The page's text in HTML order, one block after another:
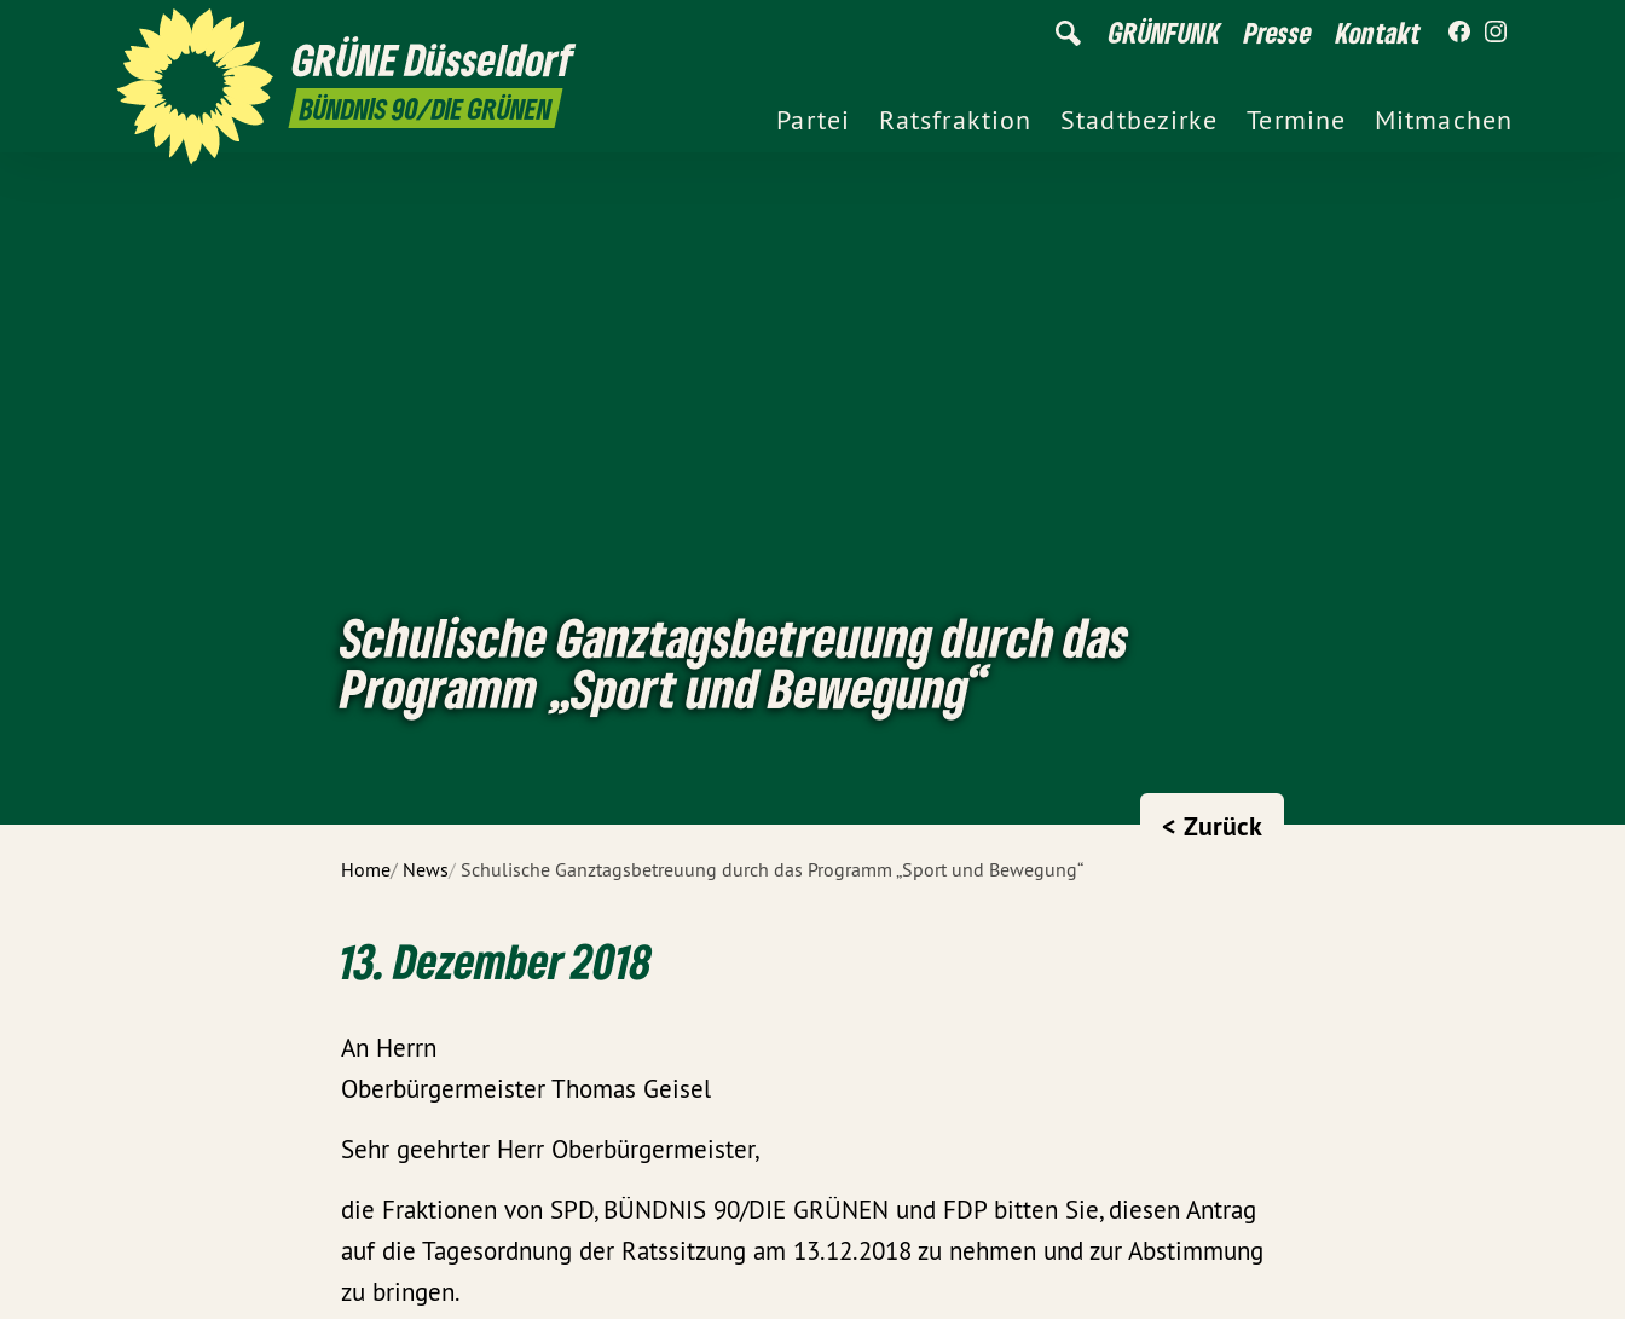
GRÜNEDüsseldorf
BÜNDNIS 90/DIE GRÜNEN
GRÜNFUNK Presse Kontakt
Partei Ratsfraktion Stadtbezirke Termine Mitmachen
Schulische Ganztagsbetreuung durch das
Programm „Sport und Bewegung“
Home News Schulische Ganztagsbetreuung durch das Programm „Sport und Bewegung“
< Zurück
13. Dezember 2018
An Herrn
Oberbürgermeister Thomas Geisel
Sehr geehrter Herr Oberbürgermeister,
die Fraktionen von SPD, BÜNDNIS 90/DIE GRÜNEN und FDP bitten Sie, diesen Antrag
auf die Tagesordnung der Ratssitzung am 13.12.2018 zu nehmen und zur Abstimmung
zu bringen.